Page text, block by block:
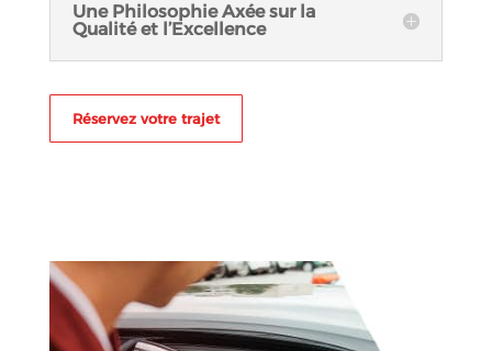
Une Philosophie Axée sur la
Qualité et l’Excellence
Réservez votre trajet